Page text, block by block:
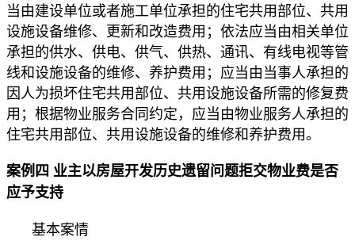
当由建设单位或者施工单位承担的住宅共用部位、共用
设施设备维修、更新和改造费用；依法应当由相关单位
承担的供水、供电、供气、供热、通讯、有线电视等管
线和设施设备的维修、养护费用；应当由当事人承担的
因人为损坏住宅共用部位、共用设施设备所需的修复费
用；根据物业服务合同约定，应当由物业服务人承担的
住宅共用部位、共用设施设备的维修和养护费用。
案例四 业主以房屋开发历史遗留问题拒交物业费是否
应予支持
基本案情